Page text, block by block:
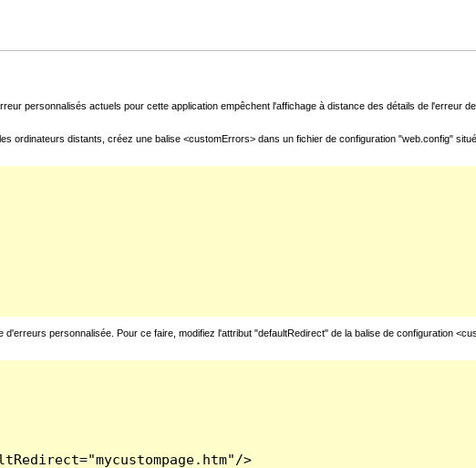
personnalisés actuels pour cette application empêchent l'affichage à distance des détails de l'erreur
ordinateurs distants, créez une balise <customErrors> dans un fichier de configuration "web.config"
personnalisée. Pour ce faire, modifiez l'attribut "defaultRedirect" de la balise de configuration
>